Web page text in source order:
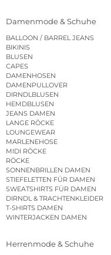
Damenmode & Schuhe
BALLOON / BARREL JEANS
BIKINIS
BLUSEN
CAPES
DAMENHOSEN
DAMENPULLOVER
DIRNDLBLUSEN
HEMDBLUSEN
JEANS DAMEN
LANGE RÖCKE
LOUNGEWEAR
MARLENEHOSE
MIDI RÖCKE
RÖCKE
SONNENBRILLEN DAMEN
STIEFELETTEN FÜR DAMEN
SWEATSHIRTS FÜR DAMEN
DIRNDL & TRACHTENKLEIDER
T-SHIRTS DAMEN
WINTERJACKEN DAMEN
Herrenmode & Schuhe